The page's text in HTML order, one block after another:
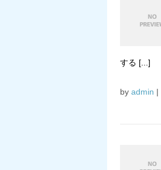
する [...]
by admin |